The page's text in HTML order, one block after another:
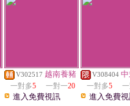
V302517 越南養豬
一對多5 一對一20
進入免費視訊
V308404
一對多5
進入免費